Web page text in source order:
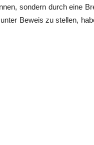
sondern durch eine
Beweis zu stellen,